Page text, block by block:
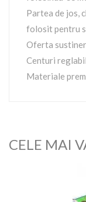
Partea de jos,
folosit pentru
Oferta
Centuri
Materiale
CELE MAI